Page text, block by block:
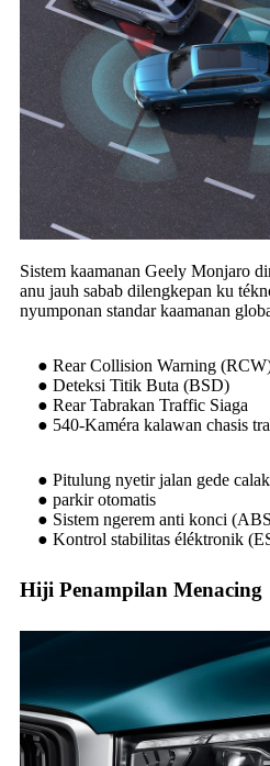
Sistem kaamanan Geely Monjaro
anu jauh sabab dilengkepan ku
nyumponan standar kaamanan
● Rear Collision Warning
● Deteksi Titik Buta (BSD)
● Rear Tabrakan Traffic Siaga
● 540-Kaméra kalawan chasis
● Pitulung nyetir jalan gede
● parkir otomatis
● Sistem ngerem anti konci
● Kontrol stabilitas éléktronik
Hiji Penampilan Menacing